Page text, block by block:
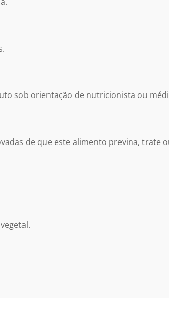
sob orientação de nutricionista ou
de que este alimento previna, trate